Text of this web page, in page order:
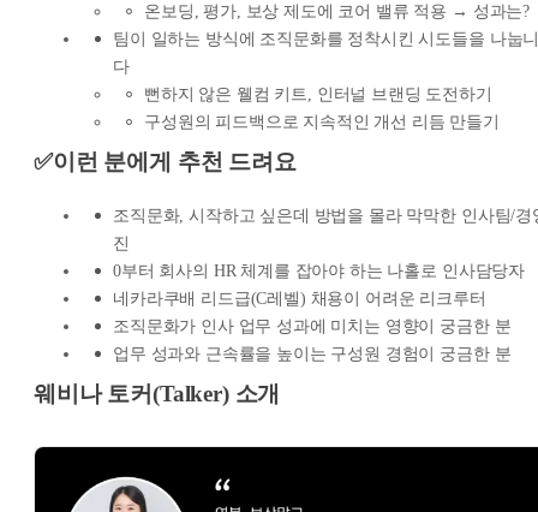
온보딩, 평가, 보상 제도에 코어 밸류 적용 → 성과는?
팀이 일하는 방식에 조직문화를 정착시킨 시도들을 나눕
다
뻔하지 않은 웰컴 키트, 인터널 브랜딩 도전하기
구성원의 피드백으로 지속적인 개선 리듬 만들기
✅이런 분에게 추천 드려요
조직문화, 시작하고 싶은데 방법을 몰라 막막한 인사팀/경
진
0부터 회사의 HR 체계를 잡아야 하는 나홀로 인사담당자
네카라쿠배 리드급(C레벨) 채용이 어려운 리크루터
조직문화가 인사 업무 성과에 미치는 영향이 궁금한 분
업무 성과와 근속률을 높이는 구성원 경험이 궁금한 분
웨비나 토커(Talker) 소개